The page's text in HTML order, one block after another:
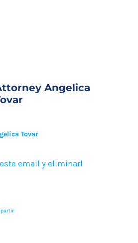
Angelica
Tovar
email y eliminarl